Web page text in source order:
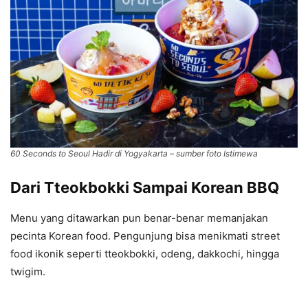
60 Seconds to Seoul Hadir di Yogyakarta – sumber foto Istimewa
Dari Tteokbokki Sampai Korean BBQ
Menu yang ditawarkan pun benar-benar memanjakan
pecinta Korean food. Pengunjung bisa menikmati street
food ikonik seperti tteokbokki, odeng, dakkochi, hingga
twigim.